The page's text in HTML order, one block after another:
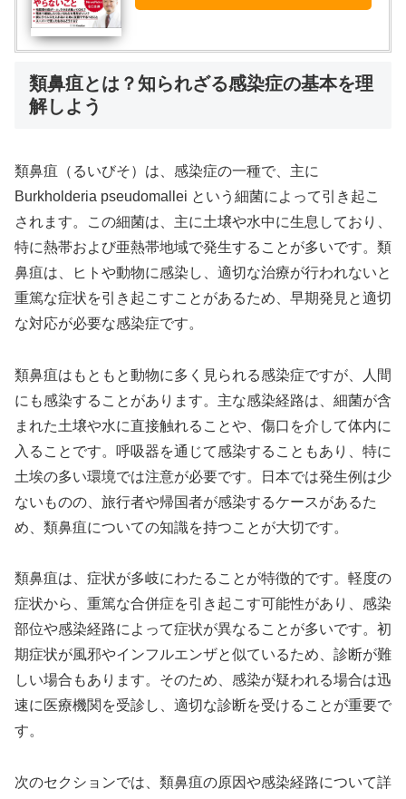
類鼻疽とは？知られざる感染症の基本を理
解しよう
類鼻疽（るいびそ）は、感染症の一種で、主に
Burkholderia pseudomallei という細菌によって引き起こ
されます。この細菌は、主に土壌や水中に生息しており、
特に熱帯および亜熱帯地域で発生することが多いです。類
鼻疽は、ヒトや動物に感染し、適切な治療が行われないと
重篤な症状を引き起こすことがあるため、早期発見と適切
な対応が必要な感染症です。
類鼻疽はもともと動物に多く見られる感染症ですが、人間
にも感染することがあります。主な感染経路は、細菌が含
まれた土壌や水に直接触れることや、傷口を介して体内に
入ることです。呼吸器を通じて感染することもあり、特に
土埃の多い環境では注意が必要です。日本では発生例は少
ないものの、旅行者や帰国者が感染するケースがあるた
め、類鼻疽についての知識を持つことが大切です。
類鼻疽は、症状が多岐にわたることが特徴的です。軽度の
症状から、重篤な合併症を引き起こす可能性があり、感染
部位や感染経路によって症状が異なることが多いです。初
期症状が風邪やインフルエンザと似ているため、診断が難
しい場合もあります。そのため、感染が疑われる場合は迅
速に医療機関を受診し、適切な診断を受けることが重要で
す。
次のセクションでは、類鼻疽の原因や感染経路について詳